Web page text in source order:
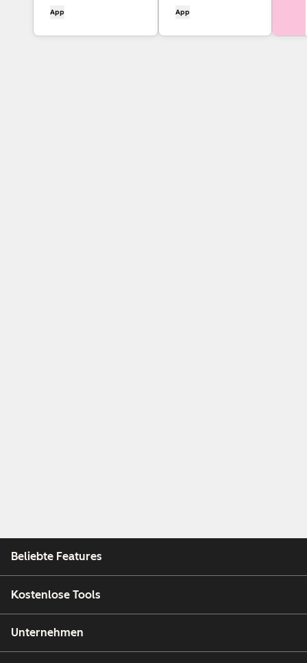
Workflows,
und mehr.
App
conversations,
App
Beliebte Features
Kostenlose Tools
Unternehmen